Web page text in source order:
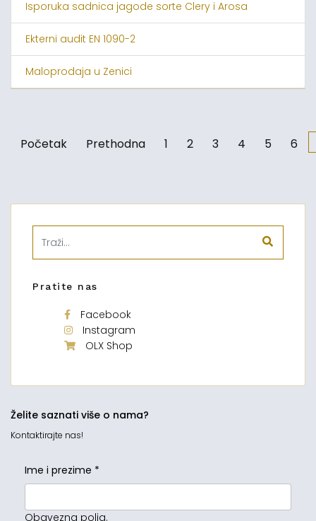
Isporuka sadnica jagode sorte Clery i Arosa
Ekterni audit EN 1090-2
Maloprodaja u Zenici
Početak Prethodna 1 2 3 4 5 6
Pratite nas
Facebook
Instagram
OLX Shop
Želite saznati više o nama?
Kontaktirajte nas!
Ime i prezime *
Obavezna polja.